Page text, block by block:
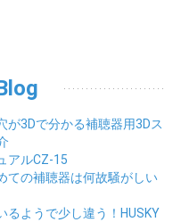
が3Dで分かる補聴器用3Dス
アルCZ-15
ての補聴器は何故騒がしい
るようで少し違う！HUSKY